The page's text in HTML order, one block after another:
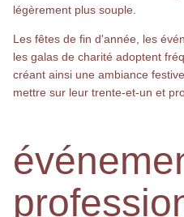
légèrement plus souple.
Les fêtes de fin d'année, les
les galas de charité adoptent
créant ainsi une ambiance
mettre sur leur trente-et-un et